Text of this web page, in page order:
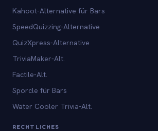
Kahoot-Alternative für Bars
SpeedQuizzing-Alternative
QuizXpress-Alternative
TriviaMaker-Alt.
Factile-Alt.
Sporcle für Bars
Water Cooler Trivia-Alt.
RECHTLICHES